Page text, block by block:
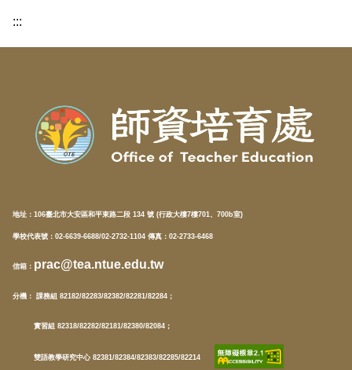
:::
地址： 106臺北市大安區和平東路二段 134 號 (行政大樓7樓701、700b室)
學校代表號：02-6639-6688/02-2732-1104 傳真：02-2733-6468
信箱 ： prac@tea.ntue.edu.tw
分機 ： 課務組 82182/82283/82382/82281/82284；
實習組 82318/82282/82181/82380/82084；
雙語教學研究中心 82381/82384/82383/82285/82214